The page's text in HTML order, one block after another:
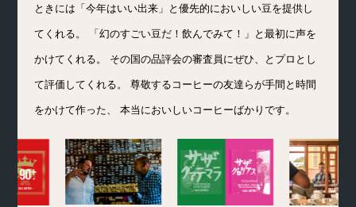
ときには「今年はいい出来」と優先的においしい豆を提供し
てくれる。 「幻のすごい豆だ！飲んでみて！」と最初に声を
かけてくれる。 その国の品評会の審査員にぜひ、とプロとし
て評価してくれる。 尊敬するコーヒーの友達らが手間と時間
をかけて作った、 本当においしいコーヒーばかりです。